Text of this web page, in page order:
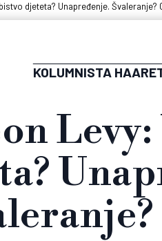
djeteta? Unapređenje. Švaleranje?
KOLUMNISTA